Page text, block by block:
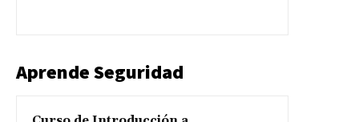
Aprende Seguridad